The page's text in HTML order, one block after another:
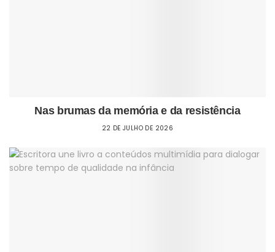
Nas brumas da memória e da resistência
22 DE JULHO DE 2026